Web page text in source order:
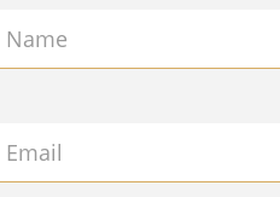
Name
Email